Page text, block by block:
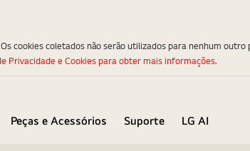
Peças e Acessórios Suporte
LG AI
cookies coletados não serão utilizados para nenhum
Privacidade e Cookies para obter mais informações.